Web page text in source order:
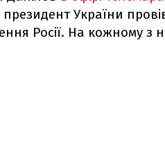
президент України
Росії. На кожному з